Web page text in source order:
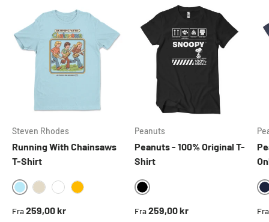
Steven Rhodes
Running With Chainsaws
T-Shirt
SKYBLUEKHAKIWHITEGOLD
Normal pris
Fra259,00 kr
Peanuts
Peanuts - 100% Original T-
Shirt
BLACK
Normal pris
Fra259,00 kr Fra